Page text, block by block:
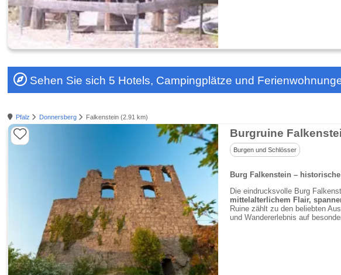
Sehen Sie sich 5 Hotels, Campingplätze und
Pfalz Donnersberg Falkenstein (2.91 km)
Burgruine
Burgen und Schlösser
Burg Falkenstein –
Die eindrucksvolle Burg
mittelalterlichem Flair,
Ruine zählt zu den beliebten
und Wandererlebnis auf